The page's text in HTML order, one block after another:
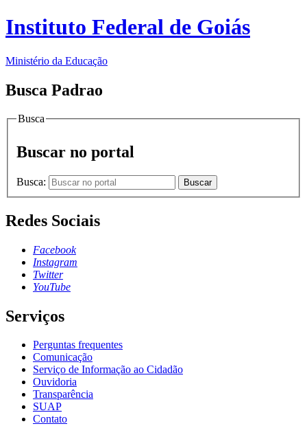
Instituto Federal de Goiás
Ministério da Educação
Busca Padrao
Busca
Buscar no portal
Busca: Buscar
Redes Sociais
Facebook
Instagram
Twitter
YouTube
Serviços
Perguntas frequentes
Comunicação
Serviço de Informação ao Cidadão
Ouvidoria
Transparência
SUAP
Contato